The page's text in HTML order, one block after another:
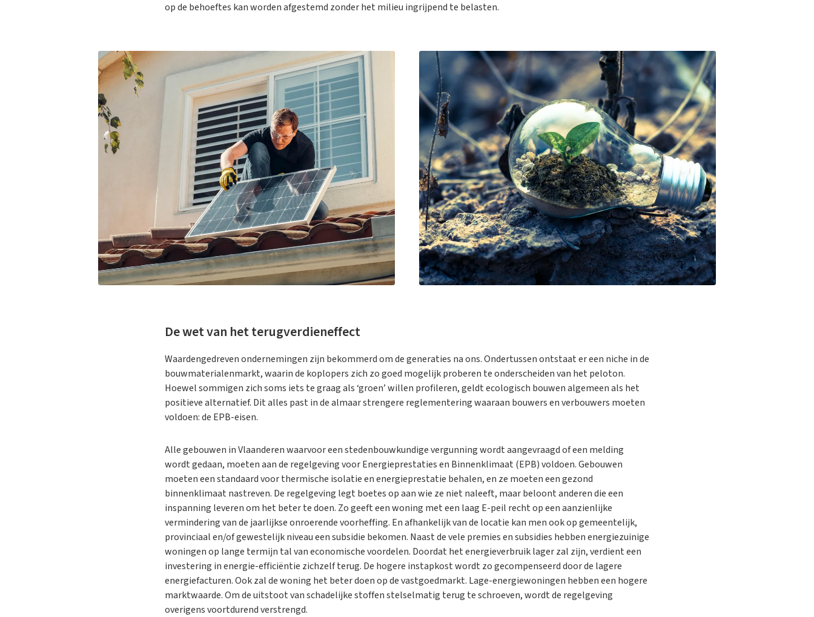
op de behoeftes kan worden afgestemd zonder het milieu ingrijpend te belasten.
De wet van het terugverdieneffect
Waardengedreven ondernemingen zijn bekommerd om de generaties na ons. Ondertussen ontstaat er een niche in de
bouwmaterialenmarkt, waarin de koplopers zich zo goed mogelijk proberen te onderscheiden van het peloton.
Hoewel sommigen zich soms iets te graag als ‘groen’ willen profileren, geldt ecologisch bouwen algemeen als het
positieve alternatief. Dit alles past in de almaar strengere reglementering waaraan bouwers en verbouwers moeten
voldoen: de EPB-eisen.
Alle gebouwen in Vlaanderen waarvoor een stedenbouwkundige vergunning wordt aangevraagd of een melding
wordt gedaan, moeten aan de regelgeving voor Energieprestaties en Binnenklimaat (EPB) voldoen. Gebouwen
moeten een standaard voor thermische isolatie en energieprestatie behalen, en ze moeten een gezond
binnenklimaat nastreven. De regelgeving legt boetes op aan wie ze niet naleeft, maar beloont anderen die een
inspanning leveren om het beter te doen. Zo geeft een woning met een laag E-peil recht op een aanzienlijke
vermindering van de jaarlijkse onroerende voorheffing. En afhankelijk van de locatie kan men ook op gemeentelijk,
provinciaal en/of gewestelijk niveau een subsidie bekomen. Naast de vele premies en subsidies hebben energiezuinige
woningen op lange termijn tal van economische voordelen. Doordat het energieverbruik lager zal zijn, verdient een
investering in energie-efficiëntie zichzelf terug. De hogere instapkost wordt zo gecompenseerd door de lagere
energiefacturen. Ook zal de woning het beter doen op de vastgoedmarkt. Lage-energiewoningen hebben een hogere
marktwaarde. Om de uitstoot van schadelijke stoffen stelselmatig terug te schroeven, wordt de regelgeving
overigens voortdurend verstrengd.